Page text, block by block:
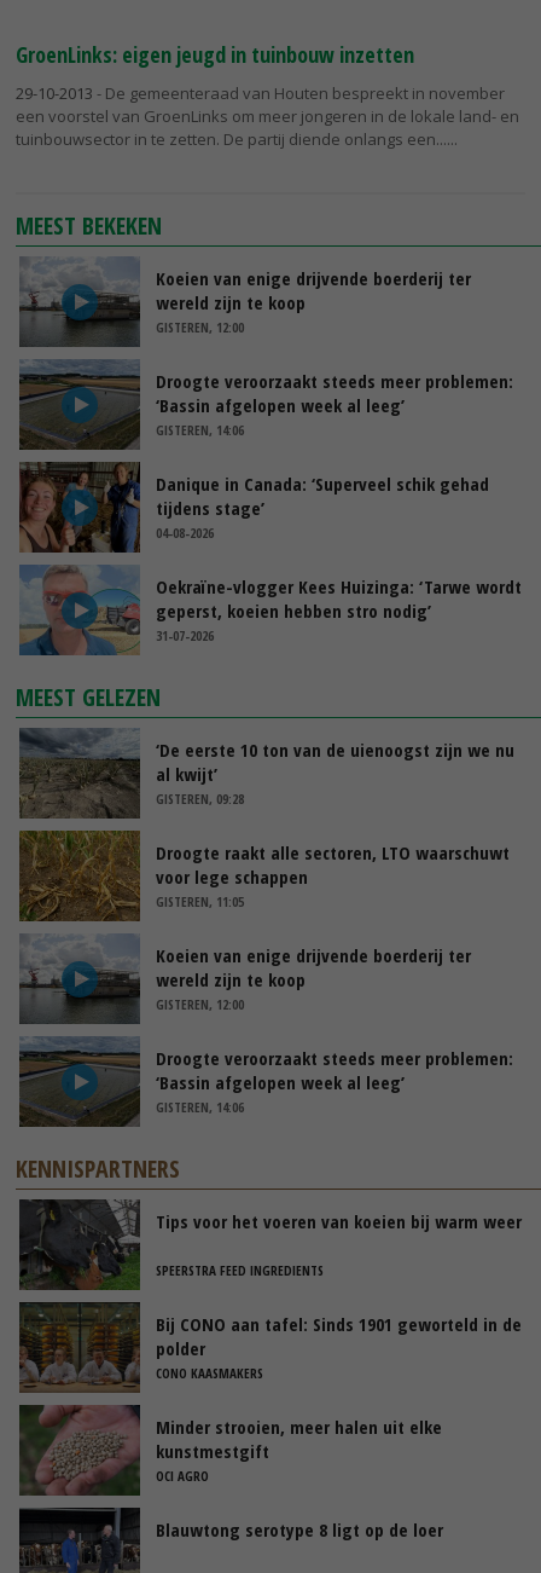
GroenLinks: eigen jeugd in tuinbouw inzetten
29-10-2013 - De gemeenteraad van Houten bespreekt in november
een voorstel van GroenLinks om meer jongeren in de lokale land- en
tuinbouwsector in te zetten. De partij diende onlangs een...
MEEST BEKEKEN
Koeien van enige drijvende boerderij ter
wereld zijn te koop
GISTEREN, 12:00
Droogte veroorzaakt steeds meer problemen:
‘Bassin afgelopen week al leeg’
GISTEREN, 14:06
Danique in Canada: ‘Superveel schik gehad
tijdens stage’
04-08-2026
Oekraïne-vlogger Kees Huizinga: ‘Tarwe wordt
geperst, koeien hebben stro nodig’
31-07-2026
MEEST GELEZEN
‘De eerste 10 ton van de uienoogst zijn we nu
al kwijt’
GISTEREN, 09:28
Droogte raakt alle sectoren, LTO waarschuwt
voor lege schappen
GISTEREN, 11:05
Koeien van enige drijvende boerderij ter
wereld zijn te koop
GISTEREN, 12:00
Droogte veroorzaakt steeds meer problemen:
‘Bassin afgelopen week al leeg’
GISTEREN, 14:06
KENNISPARTNERS
Tips voor het voeren van koeien bij warm weer
SPEERSTRA FEED INGREDIENTS
Bij CONO aan tafel: Sinds 1901 geworteld in de
polder
CONO KAASMAKERS
Minder strooien, meer halen uit elke
kunstmestgift
OCI AGRO
Blauwtong serotype 8 ligt op de loer